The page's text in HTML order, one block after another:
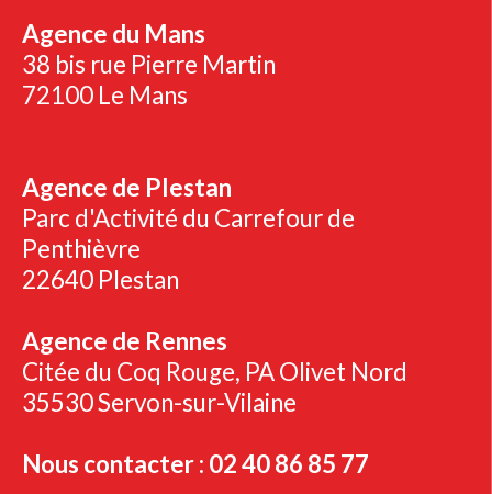
Agence du Mans
38 bis rue Pierre Martin
72100 Le Mans
Agence de Plestan
Parc d'Activité du Carrefour de
Penthièvre
22640 Plestan
Agence de Rennes
Citée du Coq Rouge, PA Olivet Nord
35530 Servon-sur-Vilaine
Nous contacter : 02 40 86 85 77